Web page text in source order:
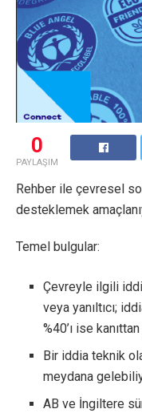
0
PAYLAŞIM
Rehber ile çevresel
desteklemek
Temel bulgular:
Çevreyle ilgili
veya yanıltıcı;
%40’ı ise
Bir iddia teknik
meydana
AB ve İngiltere